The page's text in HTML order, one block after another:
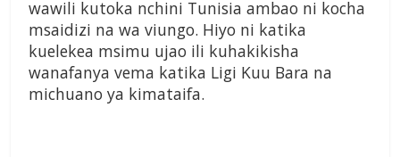
wawili kutoka nchini Tunisia ambao ni kocha
msaidizi na wa viungo. Hiyo ni katika
kuelekea msimu ujao ili kuhakikisha
wanafanya vema katika Ligi Kuu Bara na
michuano ya kimataifa.